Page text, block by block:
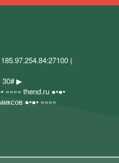
185.97.254.84:27100 (
30# ▶
thend.ru ●•●•
●•●• »»»»